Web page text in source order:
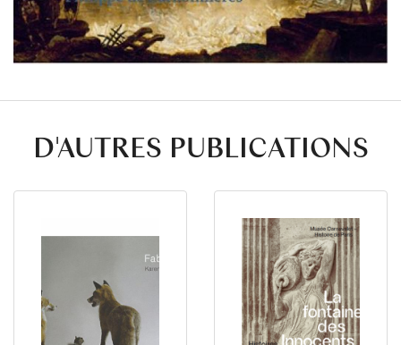
D'AUTRES PUBLICATIONS